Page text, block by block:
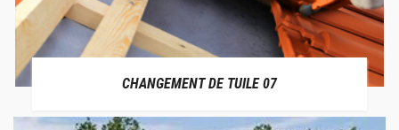
CHANGEMENT DE TUILE 07